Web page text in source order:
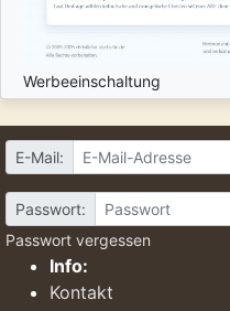
Werbeeinschaltung
E-Mail:
Passwort:
Passwort vergessen
Info:
Kontakt